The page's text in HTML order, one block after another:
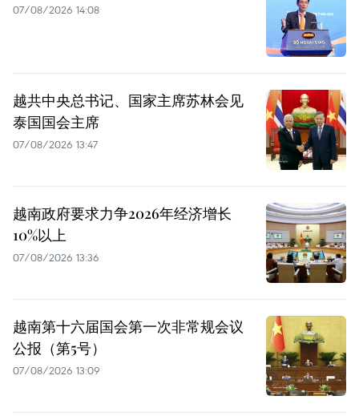
07/08/2026 14:08
越共中央总书记、国家主席苏林会见
泰国国会主席
07/08/2026 13:47
越南政府要求力争2026年经济增长
10%以上
07/08/2026 13:36
越南第十六届国会第一次非常规会议
公报（第5号）
07/08/2026 13:09